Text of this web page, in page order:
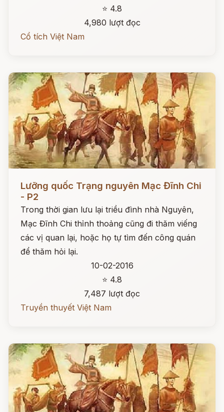
⭐ 4.8
4,980 lượt đọc
Cổ tích Việt Nam
Lưỡng quốc Trạng nguyên Mạc Đĩnh Chi
- P2
Trong thời gian lưu lại triều đình nhà Nguyên,
Mạc Đĩnh Chi thỉnh thoảng cũng đi thăm viếng
các vị quan lại, hoặc họ tự tìm đến công quán
để thăm hỏi lại.
10-02-2016
⭐ 4.8
7,487 lượt đọc
Truyền thuyết Việt Nam